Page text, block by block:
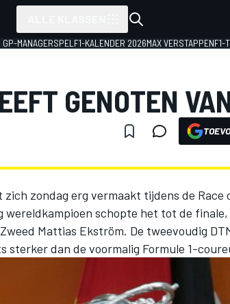
GP-MANAGERSPEL F1-KALENDER 2026MAX VERSTAPPENF1-
GENOTEN
zondag erg vermaakt tijdens de Race
wereldkampioen schopte het tot de
Mattias Ekström. De tweevoudig
sterker dan de voormalig Formule 1-